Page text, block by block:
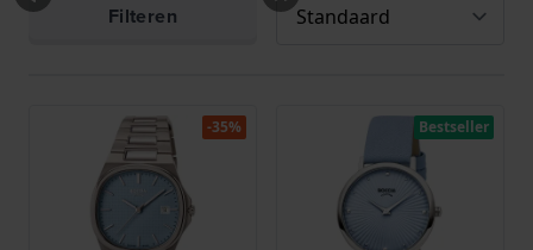
Filteren
-35% Bestseller